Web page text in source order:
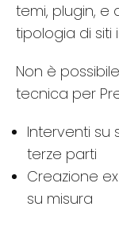
temi, plugin, e
tipologia di siti
Non è
tecnica per
Interventi su
terze parti
Creazione
su misura